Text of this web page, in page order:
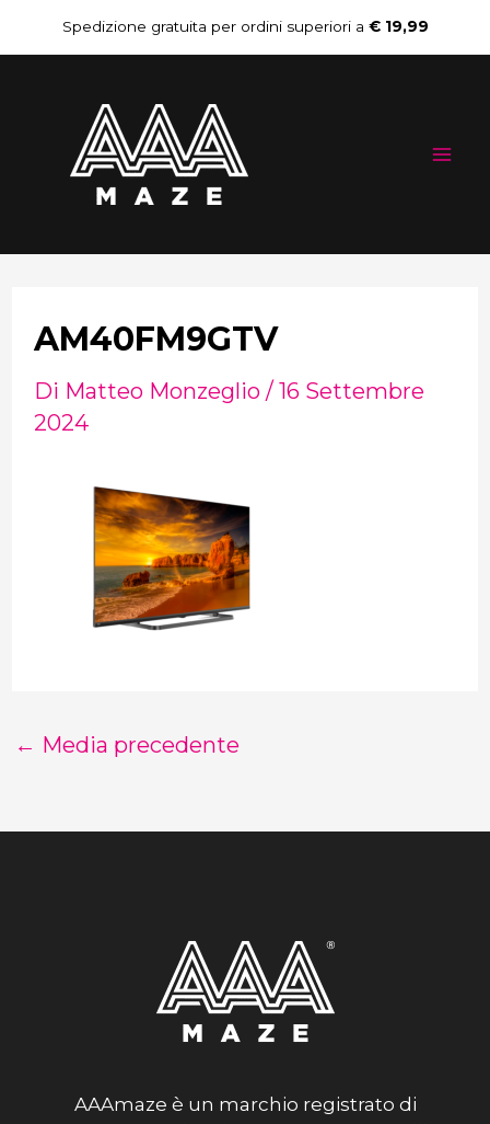
al
contenuto
Spedizione gratuita per ordini superiori a € 19,99
AM40FM9GTV
Di Matteo Monzeglio / 16 Settembre
2024
Navigazione
articoli
← Media precedente
AAAmaze è un marchio registrato di